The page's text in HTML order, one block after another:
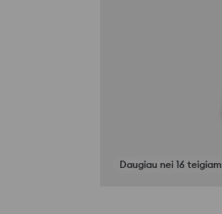
Žiūrėti atsiliepimų